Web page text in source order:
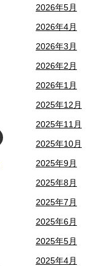
2026年5月
2026年4月
2026年3月
2026年2月
2026年1月
2025年12月
2025年11月
2025年10月
2025年9月
2025年8月
2025年7月
2025年6月
2025年5月
2025年4月